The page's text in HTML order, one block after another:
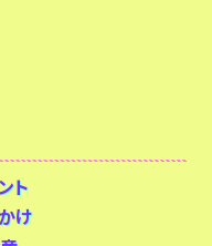
ト
け